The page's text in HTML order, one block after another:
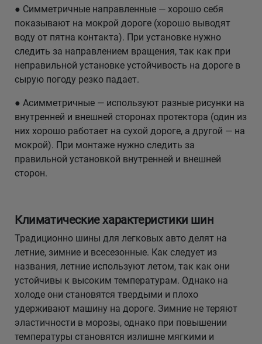
● Симметричные направленные — хорошо себя
показывают на мокрой дороге (хорошо выводят
воду от пятна контакта). При установке нужно
следить за направлением вращения, так как при
неправильной установке устойчивость на дороге в
сырую погоду резко падает.
● Асимметричные — используют разные рисунки на
внутренней и внешней сторонах протектора (один из
них хорошо работает на сухой дороге, а другой — на
мокрой). При монтаже нужно следить за
правильной установкой внутренней и внешней
сторон.
Климатические характеристики шин
Традиционно шины для легковых авто делят на
летние, зимние и всесезонные. Как следует из
названия, летние используют летом, так как они
устойчивы к высоким температурам. Однако на
холоде они становятся твердыми и плохо
удерживают машину на дороге. Зимние не теряют
эластичности в морозы, однако при повышении
температуры становятся излишне мягкими и